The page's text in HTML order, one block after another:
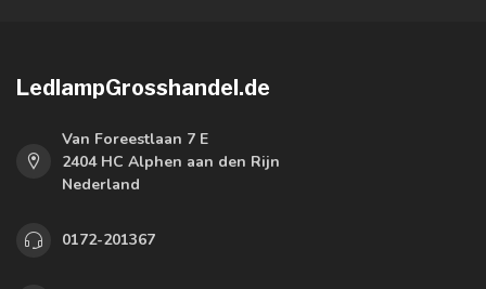
LedlampGrosshandel.de
Van Foreestlaan 7 E
2404 HC Alphen aan den Rijn
Nederland
0172-201367